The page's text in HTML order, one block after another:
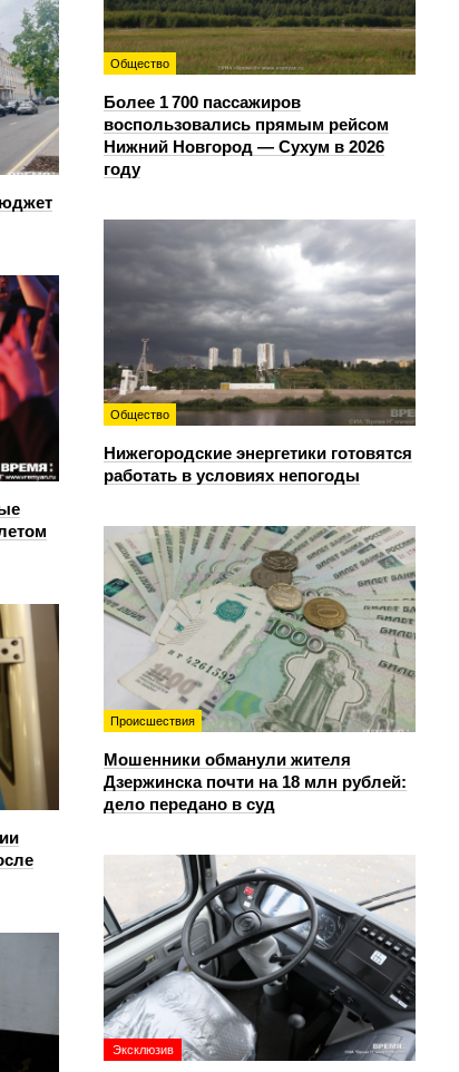
Общество
Более 1 700 пассажиров
воспользовались прямым рейсом
Нижний Новгород — Сухум в 2026
году
Общество
Нижегородские энергетики готовятся
работать в условиях непогоды
Происшествия
Мошенники обманули жителя
Дзержинска почти на 18 млн рублей:
дело передано в суд
Эксклюзив